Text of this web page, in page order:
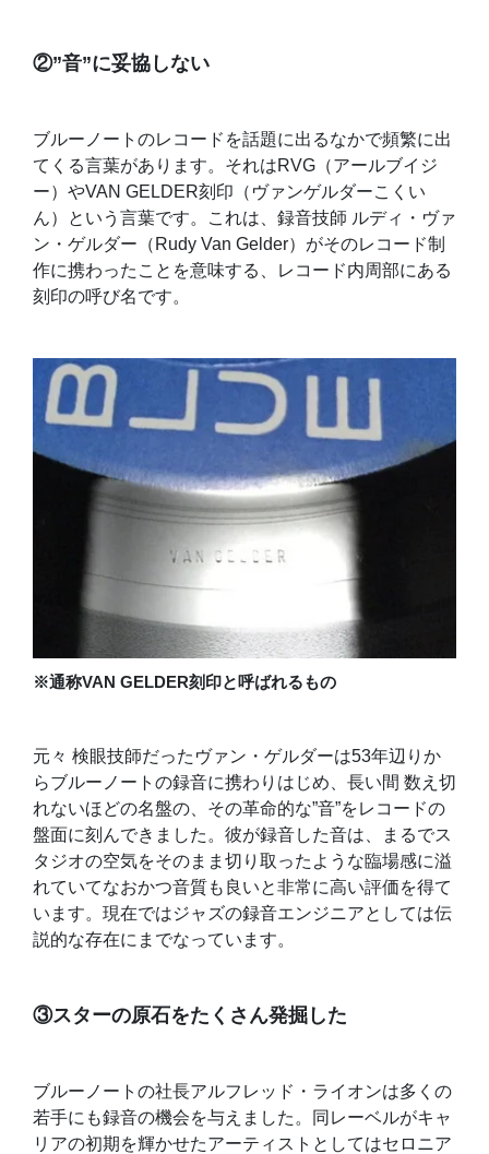
②”音”に妥協しない
ブルーノートのレコードを話題に出るなかで頻繁に出
てくる言葉があります。それはRVG（アールブイジ
ー）やVAN GELDER刻印（ヴァンゲルダーこくい
ん）という言葉です。これは、録音技師 ルディ・ヴァ
ン・ゲルダー（Rudy Van Gelder）がそのレコード制
作に携わったことを意味する、レコード内周部にある
刻印の呼び名です。
※通称VAN GELDER刻印と呼ばれるもの
元々 検眼技師だったヴァン・ゲルダーは53年辺りか
らブルーノートの録音に携わりはじめ、長い間 数え切
れないほどの名盤の、その革命的な”音”をレコードの
盤面に刻んできました。彼が録音した音は、まるでス
タジオの空気をそのまま切り取ったような臨場感に溢
れていてなおかつ音質も良いと非常に高い評価を得て
います。現在ではジャズの録音エンジニアとしては伝
説的な存在にまでなっています。
③スターの原石をたくさん発掘した
ブルーノートの社長アルフレッド・ライオンは多くの
若手にも録音の機会を与えました。同レーベルがキャ
リアの初期を輝かせたアーティストとしてはセロニア